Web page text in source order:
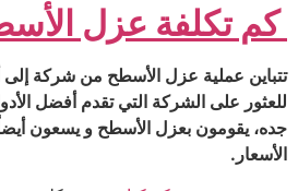
كم تكلفة عزل
تتباين عملية عزل الأسطح من شركة
للعثور على الشركة التي تقدم أفضل
جده، يقومون بعزل الأسطح و يسعون
الأسعار.